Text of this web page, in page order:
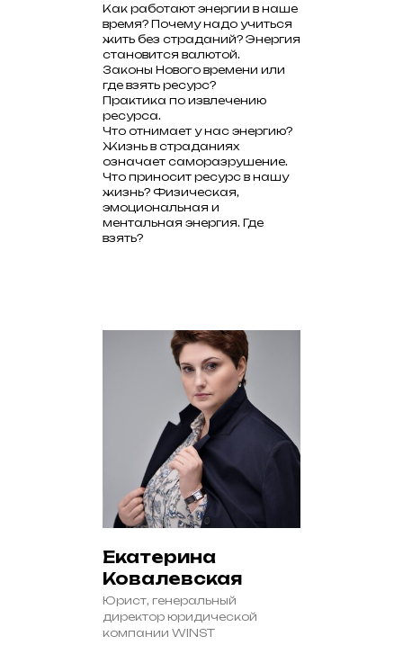
Как работают энергии в наше
время? Почему надо учиться
жить без страданий? Энергия
становится валютой.
Законы Нового времени или
где взять ресурс?
Практика по извлечению
ресурса.
Что отнимает у нас энергию?
Жизнь в страданиях
означает саморазрушение.
Что приносит ресурс в нашу
жизнь? Физическая,
эмоциональная и
ментальная энергия. Где
взять?
Екатерина
Ковалевская
Юрист, генеральный
директор юридической
компании WINST